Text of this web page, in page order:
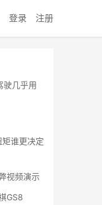
登录 注册
驶几乎用
谁更决定
视频演示
GS8